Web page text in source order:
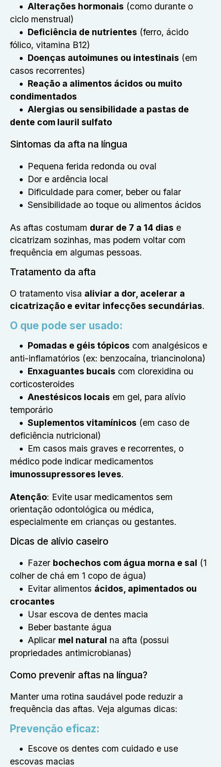
Alterações hormonais (como durante o
ciclo menstrual)
Deficiência de nutrientes (ferro, ácido
fólico, vitamina B12)
Doenças autoimunes ou intestinais (em
casos recorrentes)
Reação a alimentos ácidos ou muito
condimentados
Alergias ou sensibilidade a pastas de
dente com lauril sulfato
Sintomas da afta na língua
Pequena ferida redonda ou oval
Dor e ardência local
Dificuldade para comer, beber ou falar
Sensibilidade ao toque ou alimentos ácidos
As aftas costumam durar de 7 a 14 dias e
cicatrizam sozinhas, mas podem voltar com
frequência em algumas pessoas.
Tratamento da afta
O tratamento visa aliviar a dor, acelerar a
cicatrização e evitar infecções secundárias.
O que pode ser usado:
Pomadas e géis tópicos com analgésicos e
anti-inflamatórios (ex: benzocaína, triancinolona)
Enxaguantes bucais com clorexidina ou
corticosteroides
Anestésicos locais em gel, para alívio
temporário
Suplementos vitamínicos (em caso de
deficiência nutricional)
Em casos mais graves e recorrentes, o
médico pode indicar medicamentos
imunossupressores leves.
Atenção: Evite usar medicamentos sem
orientação odontológica ou médica,
especialmente em crianças ou gestantes.
Dicas de alívio caseiro
Fazer bochechos com água morna e sal (1
colher de chá em 1 copo de água)
Evitar alimentos ácidos, apimentados ou
crocantes
Usar escova de dentes macia
Beber bastante água
Aplicar mel natural na afta (possui
propriedades antimicrobianas)
Como prevenir aftas na língua?
Manter uma rotina saudável pode reduzir a
frequência das aftas. Veja algumas dicas:
Prevenção eficaz:
Escove os dentes com cuidado e use
escovas macias